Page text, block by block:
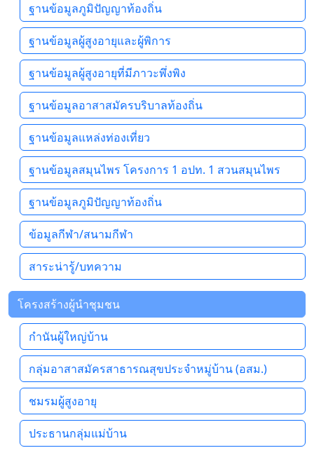
ฐานข้อมูลภูมิปัญญาท้องถิ่น
ฐานข้อมูลผู้สูงอายุและผู้พิการ
ฐานข้อมูลผู้สูงอายุที่มีภาวะพึ่งพิง
ฐานข้อมูลอาสาสมัครบริบาลท้องถิ่น
ฐานข้อมูลแหล่งท่องเที่ยว
ฐานข้อมูลสมุนไพร โครงการ 1 อปท. 1 สวนสมุนไพร
ฐานข้อมูลภูมิปัญญาท้องถิ่น
ข้อมูลกีฬา/สนามกีฬา
สาระน่ารู้/บทความ
โครงสร้างผู้นำชุมชน
กำนันผู้ใหญ่บ้าน
กลุ่มอาสาสมัครสาธารณสุขประจำหมู่บ้าน (อสม.)
ชมรมผู้สูงอายุ
ประธานกลุ่มแม่บ้าน